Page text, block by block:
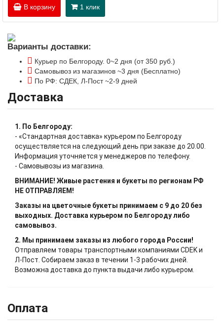
В корзину 1 клик
Варианты доставки:
Курьер по Белгороду. 0~2 дня (от 350 руб.)
Самовывоз из магазинов ~3 дня (Бесплатно)
По РФ: СДЕК, Л-Пост ~2-9 дней
Доставка
1. По Белгороду:
- «Стандартная доставка» курьером по Белгороду
осуществляется на следующий день при заказе до 20.00.
Информация уточняется у менеджеров по телефону.
- Самовывозы из магазина.
ВНИМАНИЕ! Живые растения и букеты по регионам РФ
НЕ ОТПРАВЛЯЕМ!
Заказы на цветочные букеты принимаем с 9 до 20 без
выходных. Доставка курьером по Белгороду либо
самовывоз.
2. Мы принимаем заказы из любого города России!
Отправляем товары транспортными компаниями CDEK и
Л-Пост. Собираем заказ в течении 1-3 рабочих дней.
Возможна доставка до пункта выдачи либо курьером.
Оплата